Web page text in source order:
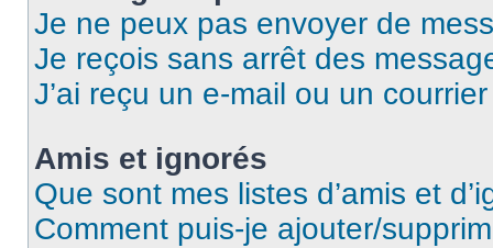
Je ne peux pas envoyer de
Je reçois sans arrêt des
J’ai reçu un e-mail ou un
Amis et ignorés
Que sont mes listes d’amis et
Comment puis-je ajouter/